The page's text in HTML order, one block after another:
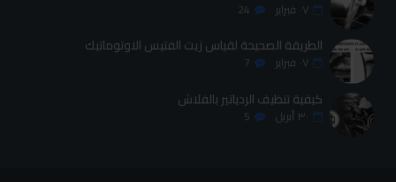
٠٧ فبراير 24
الطريقة الصحيحة لقياس زيت الفتيس الاوتوماتيك
٠٧ فبراير 7
كيفية تنظيف الردياتير بالفلاش
٣٠ أبريل 5